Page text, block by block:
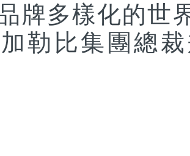
牌多樣化的世
勒比集團總裁